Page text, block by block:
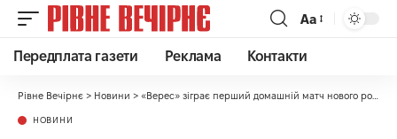
Аа
Передплата газети Реклама Контакти
Рівне Вечірнє > Новини > «Верес» зіграє перший домашній матч нового року 2-го березня
НОВИНИ